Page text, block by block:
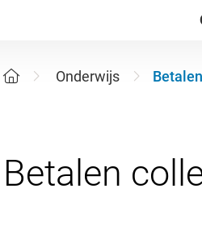
Onderwijs